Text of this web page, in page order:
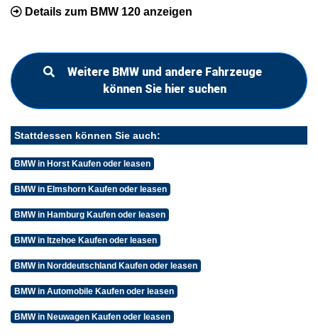
Details zum BMW 120 anzeigen
Weitere BMW und andere Fahrzeuge
können Sie hier suchen
Stattdessen können Sie auch:
BMW in Horst Kaufen oder leasen
BMW in Elmshorn Kaufen oder leasen
BMW in Hamburg Kaufen oder leasen
BMW in Itzehoe Kaufen oder leasen
BMW in Norddeutschland Kaufen oder leasen
BMW in Automobile Kaufen oder leasen
BMW in Neuwagen Kaufen oder leasen